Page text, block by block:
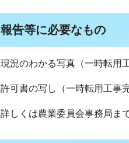
報告等に必要なもの
現況のわかる写真（一時転用
許可書の写し（一時転用工事
詳しくは農業委員会事務局ま